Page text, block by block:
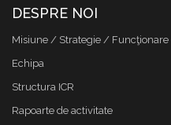
DESPRE NOI
Misiune / Strategie / Funcţionare
Echipa
Structura ICR
Rapoarte de activitate